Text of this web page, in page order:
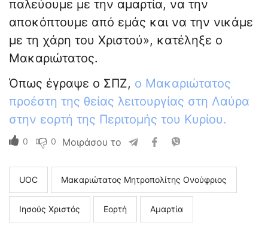
παλεύουμε με την αμαρτία, να την
αποκόπτουμε από εμάς και να την νικάμε
με τη χάρη του Χριστού», κατέληξε ο
Μακαριώτατος.
Όπως έγραψε ο ΣΠΖ, ο Μακαριώτατος
προέστη της θείας λειτουργίας στη Λαύρα
στην εορτή της Περιτομής του Κυρίου.
0 0 Μοιράσου το
UOC Μακαριώτατος Μητροπολίτης Ονούφριος
Ιησούς Χριστός Εορτή Αμαρτία